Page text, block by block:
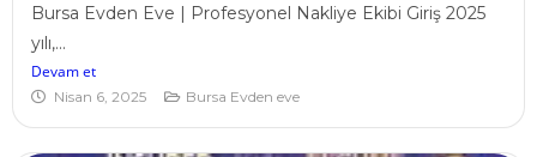
Bursa Evden Eve | Profesyonel Nakliye Ekibi Giriş 2025
yılı,...
Devam et
Nisan 6, 2025 Bursa Evden eve